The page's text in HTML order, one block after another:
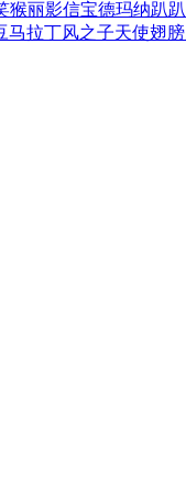
猴丽影信宝德玛纳趴
马拉丁风之子天使翅膀